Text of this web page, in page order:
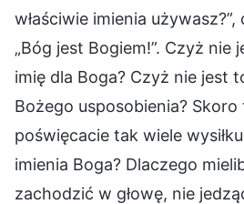
właściwie imienia
„Bóg jest Bogiem!”. Czyż nie
imię dla Boga? Czyż nie jest
Bożego usposobienia?
poświęcacie tak wiele
imienia Boga? Dlaczego
zachodzić w głowę, nie